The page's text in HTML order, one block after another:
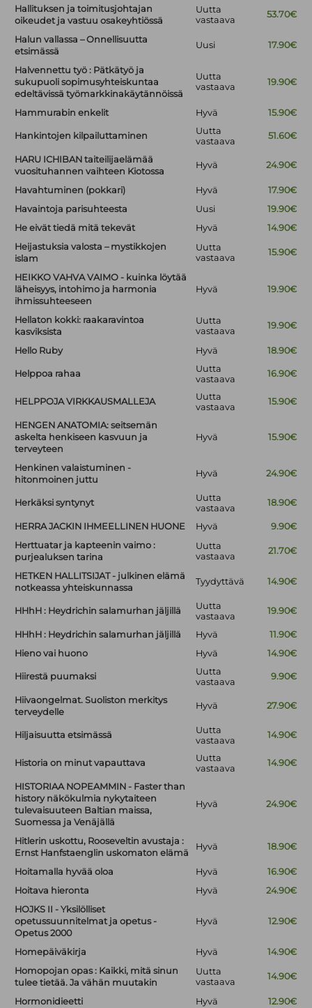
Hallituksen ja toimitusjohtajan
oikeudet ja vastuu osakeyhtiössä
Uutta
vastaava
53.70€
Halun vallassa – Onnellisuutta
etsimässä
Uusi 17.90€
Halvennettu työ : Pätkätyö ja
sukupuoli sopimusyhteiskuntaa
edeltävissä työmarkkinakäytännöissä
Uutta
vastaava
19.90€
Hammurabin enkelit Hyvä 15.90€
Hankintojen kilpailuttaminen
Uutta
vastaava
51.60€
HARU ICHIBAN taiteilijaelämää
vuosituhannen vaihteen Kiotossa
Hyvä 24.90€
Havahtuminen (pokkari) Hyvä
17.90€
Havaintoja parisuhteesta
Uusi
19.90€
He eivät tiedä mitä tekevät
Hyvä
14.90€
Heijastuksia valosta – mystikkojen
islam
Uutta
vastaava
15.90€
HEIKKO VAHVA VAIMO - kuinka löytää
läheisyys, intohimo ja harmonia
ihmissuhteeseen
Hyvä 19.90€
Hellaton kokki: raakaravintoa
kasviksista
Uutta
vastaava
19.90€
Hello Ruby Hyvä 18.90€
Helppoa rahaa
Uutta
vastaava
16.90€
HELPPOJA VIRKKAUSMALLEJA
Uutta
vastaava
15.90€
HENGEN ANATOMIA: seitsemän
askelta henkiseen kasvuun ja
terveyteen
Hyvä 15.90€
Henkinen valaistuminen -
hitonmoinen juttu
Hyvä 24.90€
Herkäksi syntynyt
Uutta
vastaava
18.90€
HERRA JACKIN IHMEELLINEN HUONE Hyvä
9.90€
Herttuatar ja kapteenin vaimo :
purjealuksen tarina
Uutta
vastaava
21.70€
HETKEN HALLITSIJAT - julkinen elämä
notkeassa yhteiskunnassa
Tyydyttävä 14.90€
HHhH : Heydrichin salamurhan jäljillä
Uutta
vastaava
19.90€
HHhH : Heydrichin salamurhan jäljillä Hyvä
11.90€
Hieno vai huono
Hyvä 14.90€
Hiirestä puumaksi
Uutta
vastaava
9.90€
Hiivaongelmat. Suoliston merkitys
terveydelle
Hyvä 27.90€
Hiljaisuutta etsimässä
Uutta
vastaava
14.90€
Historia on minut vapauttava
Uutta
vastaava
14.90€
HISTORIAA NOPEAMMIN - Faster than
history näkökulmia nykytaiteen
tulevaisuuteen Baltian maissa,
Suomessa ja Venäjällä
Hyvä 24.90€
Hitlerin uskottu, Rooseveltin avustaja :
Ernst Hanfstaenglin uskomaton elämä
Hyvä 18.90€
Hoitamalla hyvää oloa Hyvä
16.90€
Hoitava hieronta
Hyvä
24.90€
HOJKS II - Yksilölliset
opetussuunnitelmat ja opetus -
Opetus 2000
Hyvä 12.90€
Homepäiväkirja Hyvä
14.90€
Homopojan opas : Kaikki, mitä sinun
tulee tietää. Ja vähän muutakin
Uutta
vastaava
14.90€
Hormonidieetti Hyvä 12.90€